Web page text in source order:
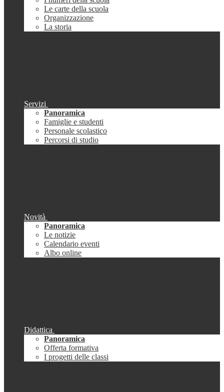
Le carte della scuola
Organizzazione
La storia
Servizi
Panoramica
Famiglie e studenti
Personale scolastico
Percorsi di studio
Novità
Panoramica
Le notizie
Calendario eventi
Albo online
Didattica
Panoramica
Offerta formativa
I progetti delle classi